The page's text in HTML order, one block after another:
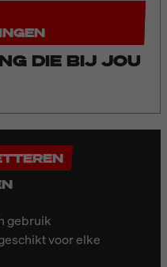
DIE BIJ JOU
gebruik
voor elke